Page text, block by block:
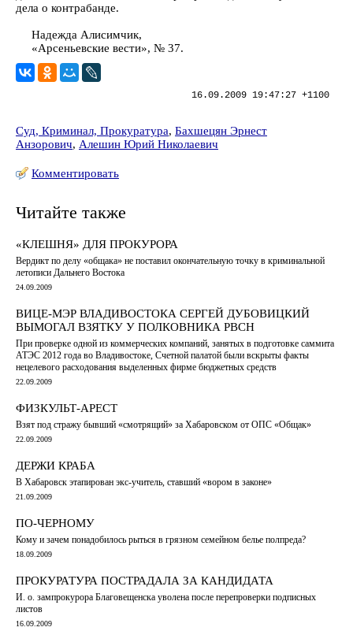
дела о контрабанде.
Надежда Алисимчик,
«Арсеньевские вести», № 37.
16.09.2009 19:47:27 +1100
Суд, Криминал, Прокуратура, Бахшецян Эрнест
Анзорович, Алешин Юрий Николаевич
Комментировать
Читайте также
«КЛЕШНЯ» ДЛЯ ПРОКУРОРА
Вердикт по делу «общака» не поставил окончательную точку в криминальной
летописи Дальнего Востока
24.09.2009
ВИЦЕ-МЭР ВЛАДИВОСТОКА СЕРГЕЙ ДУБОВИЦКИЙ
ВЫМОГАЛ ВЗЯТКУ У ПОЛКОВНИКА РВСН
При проверке одной из коммерческих компаний, занятых в подготовке саммита
АТЭС 2012 года во Владивостоке, Счетной палатой были вскрыты факты
нецелевого расходования выделенных фирме бюджетных средств
22.09.2009
ФИЗКУЛЬТ-АРЕСТ
Взят под стражу бывший «смотрящий» за Хабаровском от ОПС «Общак»
22.09.2009
ДЕРЖИ КРАБА
В Хабаровск этапирован экс-учитель, ставший «вором в законе»
21.09.2009
ПО-ЧЕРНОМУ
Кому и зачем понадобилось рыться в грязном семейном белье полпреда?
18.09.2009
ПРОКУРАТУРА ПОСТРАДАЛА ЗА КАНДИДАТА
И. о. зампрокурора Благовещенска уволена после перепроверки подписных
листов
16.09.2009